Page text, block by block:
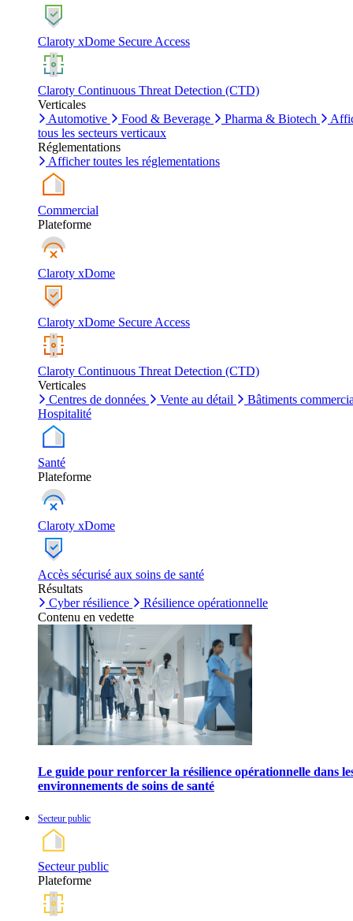
Claroty xDome Secure Access
Claroty Continuous Threat Detection (CTD)
Verticales
Automotive
Food & Beverage Pharma & Biotech
tous les secteurs verticaux
Réglementations
Afficher toutes les réglementations
Commercial
Plateforme
Claroty xDome
Claroty xDome Secure Access
Claroty Continuous Threat Detection (CTD)
Verticales
Centres de données
Vente au détail
Bâtiments
Hospitalité
Santé
Plateforme
Claroty xDome
Accès sécurisé aux soins de santé
Résultats
Cyber résilience
Résilience opérationnelle
Contenu en vedette
Le guide pour renforcer la résilience opérationnelle dans
environnements de soins de santé
Secteur public
Secteur public
Plateforme